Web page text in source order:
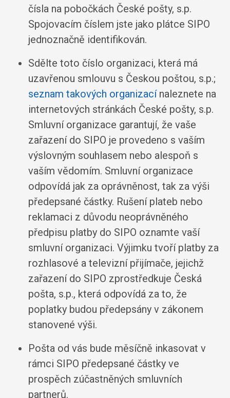
čísla na pobočkách České pošty, s.p.
Spojovacím číslem jste jako plátce SIPO
jednoznačně identifikován.
Sdělte toto číslo organizaci, která má
uzavřenou smlouvu s Českou poštou, s.p.;
seznam takových organizacínaleznete na
internetových stránkách České pošty, s.p.
Smluvní organizace garantují, že vaše
zařazení do SIPO je provedeno s vaším
výslovným souhlasem nebo alespoň s
vaším vědomím. Smluvní organizace
odpovídá jak za oprávněnost, tak za výši
předepsané částky. Rušení plateb nebo
reklamaci z důvodu neoprávněného
předpisu platby do SIPO oznamte vaší
smluvní organizaci. Výjimku tvoří platby za
rozhlasové a televizní přijímače, jejichž
zařazení do SIPO zprostředkuje Česká
pošta, s.p., která odpovídá za to, že
poplatky budou předepsány v zákonem
stanovené výši.
Pošta od vás bude měsíčně inkasovat v
rámci SIPO předepsané částky ve
prospěch zúčastněných smluvních
partnerů.